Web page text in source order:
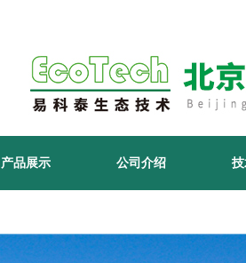
产品展示 公司介绍